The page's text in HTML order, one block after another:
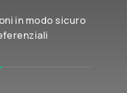
in modo sicuro